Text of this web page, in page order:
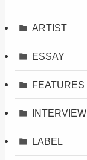
ARTIST
ESSAY
FEATURES
INTERVIEW
LABEL